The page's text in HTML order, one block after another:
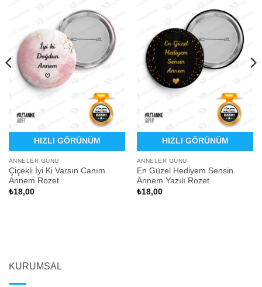
HIZLI GÖRÜNÜM
ANNELER GÜNÜ
Çiçekli İyi Ki Varsın Canım
Annem Rozet
₺18,00
HIZLI GÖRÜNÜM
ANNELER GÜNÜ
En Güzel Hediyem Sensin
Annem Yazılı Rozet
₺18,00
KURUMSAL